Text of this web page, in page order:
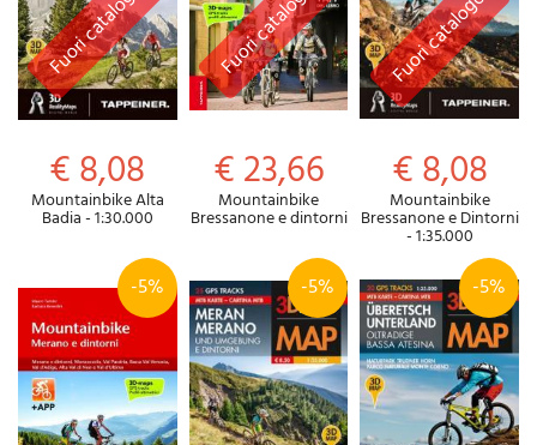
€ 8,08
Mountainbike Alta
Badia - 1:30.000
€ 23,66
Mountainbike
Bressanone e dintorni
€ 8,08
Mountainbike
Bressanone e Dintorni
- 1:35.000
-5% -5% -5%